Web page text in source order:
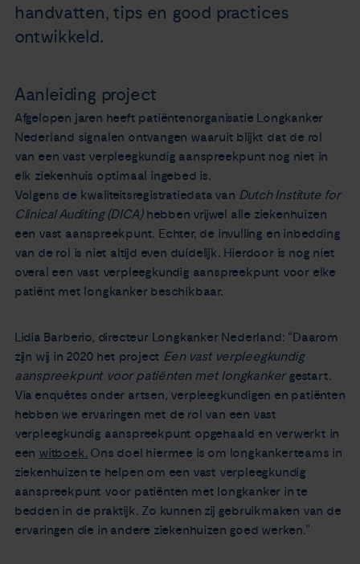
handvatten, tips en good practices
ontwikkeld.
Aanleiding project
Afgelopen jaren heeft patiëntenorganisatie Longkanker
Nederland signalen ontvangen waaruit blijkt dat de rol
van een vast verpleegkundig aanspreekpunt nog niet in
elk ziekenhuis optimaal ingebed is.
Volgens de kwaliteitsregistratiedata van Dutch Institute for
Clinical Auditing (DICA)hebben vrijwel alle ziekenhuizen
een vast aanspreekpunt. Echter, de invulling en inbedding
van de rol is niet altijd even duidelijk. Hierdoor is nog niet
overal een vast verpleegkundig aanspreekpunt voor elke
patiënt met longkanker beschikbaar.
Lidia Barberio, directeur Longkanker Nederland: “Daarom
zijn wij in 2020 het project Een vast verpleegkundig
aanspreekpunt voor patiënten met longkankergestart.
Via enquêtes onder artsen, verpleegkundigen en patiënten
hebben we ervaringen met de rol van een vast
verpleegkundig aanspreekpunt opgehaald en verwerkt in
een witboek. Ons doel hiermee is om longkankerteams in
ziekenhuizen te helpen om een vast verpleegkundig
aanspreekpunt voor patiënten met longkanker in te
bedden in de praktijk. Zo kunnen zij gebruikmaken van de
ervaringen die in andere ziekenhuizen goed werken.”